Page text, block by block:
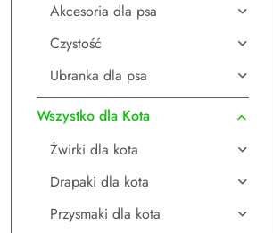
Akcesoria dla psa
Czystość
Ubranka dla psa
Wszystko dla Kota
Żwirki dla kota
Drapaki dla kota
Przysmaki dla kota